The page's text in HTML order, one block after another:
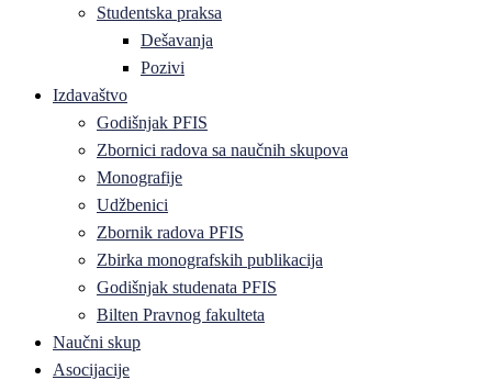
Studentska praksa
Dešavanja
Pozivi
Izdavaštvo
Godišnjak PFIS
Zbornici radova sa naučnih skupova
Monografije
Udžbenici
Zbornik radova PFIS
Zbirka monografskih publikacija
Godišnjak studenata PFIS
Bilten Pravnog fakulteta
Naučni skup
Asocijacije